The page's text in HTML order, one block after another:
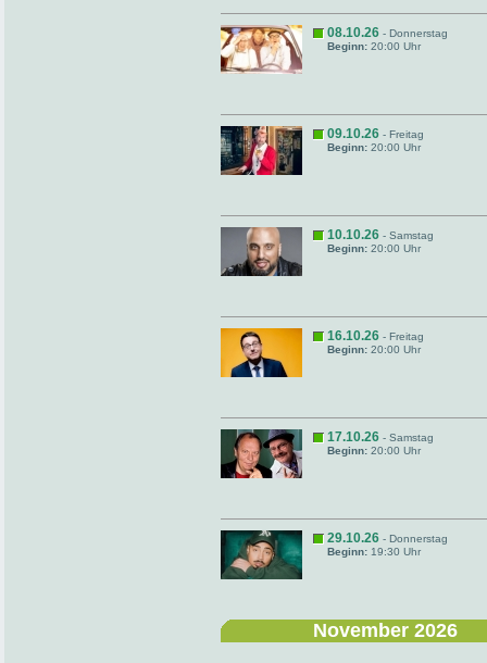
08.10.26 - Donnerstag
Beginn: 20:00 Uhr
09.10.26 - Freitag
Beginn: 20:00 Uhr
10.10.26 - Samstag
Beginn: 20:00 Uhr
16.10.26 - Freitag
Beginn: 20:00 Uhr
17.10.26 - Samstag
Beginn: 20:00 Uhr
29.10.26 - Donnerstag
Beginn: 19:30 Uhr
November 2026